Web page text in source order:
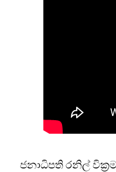
ජනාධිපති රනිල්